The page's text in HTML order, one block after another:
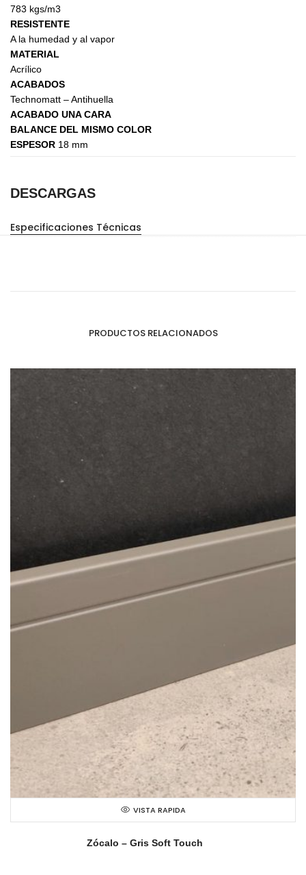
783 kgs/m3
RESISTENTE
A la humedad y al vapor
MATERIAL
Acrílico
ACABADOS
Technomatt – Antihuella
ACABADO UNA CARA
BALANCE DEL MISMO COLOR
ESPESOR 18 mm
DESCARGAS
Especificaciones Técnicas
PRODUCTOS RELACIONADOS
VISTA RAPIDA
Zócalo – Gris Soft Touch